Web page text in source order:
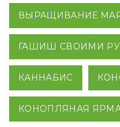
ВЫРАЩИВАНИЕ
ГАШИШ СВОИМИ
КАННАБИС
КОНОПЛЯНАЯ